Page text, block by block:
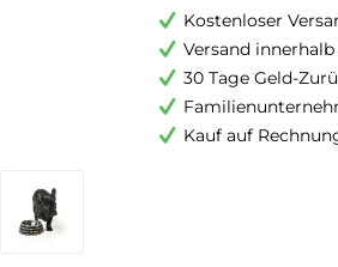
Kostenloser
Versand
30 Tage Geld-
Kauf auf